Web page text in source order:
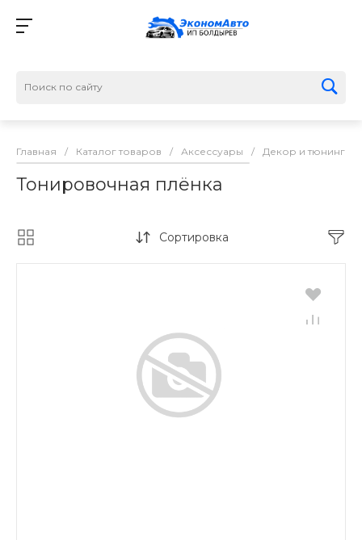
Главная / Каталог товаров / Аксессуары / Декор и тюнинг
Тонировочная плёнка
Сортировка